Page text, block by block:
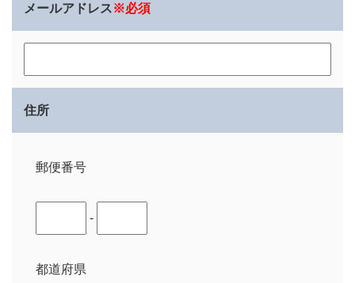
メールアドレス※必須
住所
郵便番号
-
都道府県